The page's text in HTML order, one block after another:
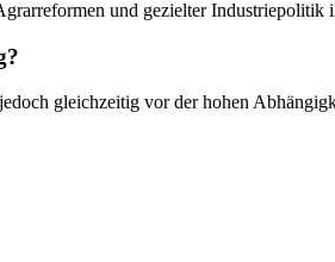
und gezielter Industriepolitik
gleichzeitig vor der hohen